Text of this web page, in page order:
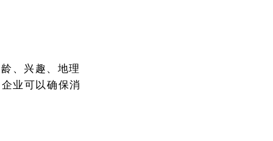
、兴趣、地理
业可以确保消